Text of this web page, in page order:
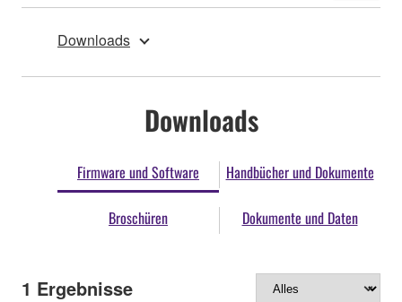
Downloads
Downloads
Firmware und Software Handbücher und Dokumente
Broschüren Dokumente und Daten
1 Ergebnisse